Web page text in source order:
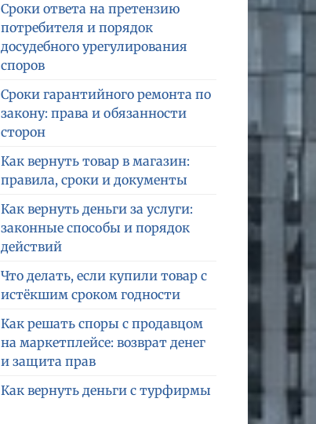
Сроки ответа на претензию
потребителя и порядок
досудебного урегулирования
споров
Сроки гарантийного ремонта по
закону: права и обязанности
сторон
Как вернуть товар в магазин:
правила, сроки и документы
Как вернуть деньги за услуги:
законные способы и порядок
действий
Что делать, если купили товар с
истёкшим сроком годности
Как решать споры с продавцом
на маркетплейсе: возврат денег
и защита прав
Как вернуть деньги с турфирмы